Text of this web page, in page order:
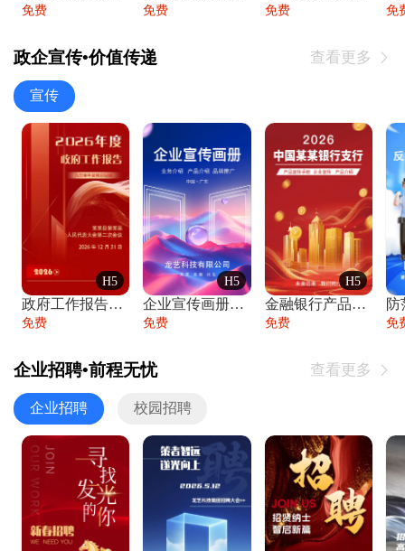
免费 免费 免费 免
政企宣传•价值传递 查看更多 
宣传
H5
政府工作报告政府年终工作总结
免费
H5
企业宣传画册公司简介产品介绍业务宣传手册
免费
H5
金融银行产品宣传手册企业宣传产品介绍
免费
防
免
企业招聘•前程无忧 查看更多 
企业招聘 校园招聘